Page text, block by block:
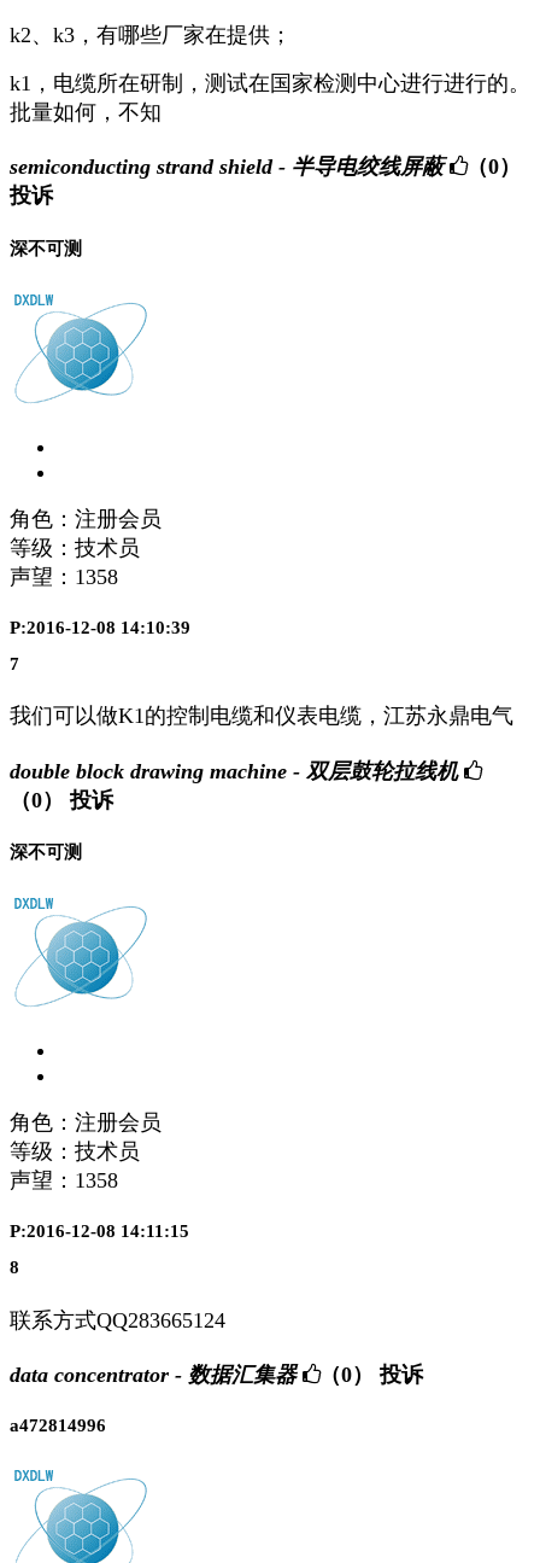
k2、k3，有哪些厂家在提供；
k1，电缆所在研制，测试在国家检测中心进行进行的。
批量如何，不知
semiconducting strand shield - 半导电绞线屏蔽
（0）
投诉
深不可测
角色：注册会员
等级：技术员
声望： 1358
P:2016-12-08 14:10:39
7
我们可以做K1的控制电缆和仪表电缆，江苏永鼎电气
double block drawing machine - 双层鼓轮拉线机
（0）
投诉
深不可测
角色：注册会员
等级：技术员
声望： 1358
P:2016-12-08 14:11:15
8
联系方式QQ283665124
data concentrator - 数据汇集器 （0） 投诉
a472814996